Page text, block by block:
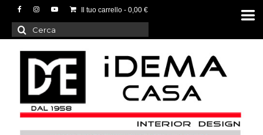
Il tuo carrello - 0,00 €
Cerca: